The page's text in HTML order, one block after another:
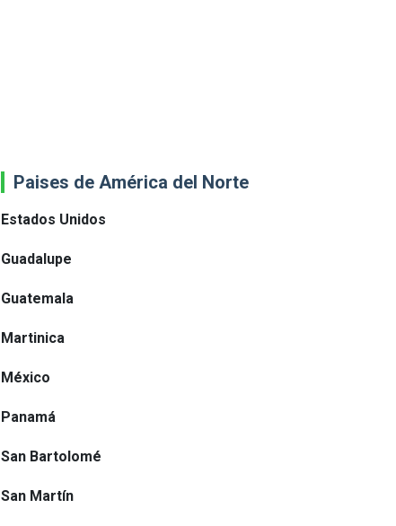
Paises de América del Norte
Estados Unidos
Guadalupe
Guatemala
Martinica
México
Panamá
San Bartolomé
San Martín